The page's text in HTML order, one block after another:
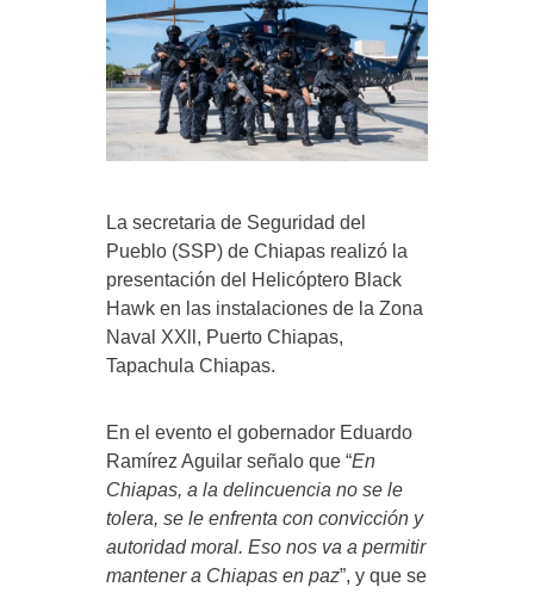
La secretaria de Seguridad del
Pueblo (SSP) de Chiapas realizó la
presentación del Helicóptero Black
Hawk en las instalaciones de la Zona
Naval XXll, Puerto Chiapas,
Tapachula Chiapas.
En el evento el gobernador Eduardo
Ramírez Aguilar señalo que “En
Chiapas, a la delincuencia no se le
tolera, se le enfrenta con convicción y
autoridad moral. Eso nos va a permitir
mantener a Chiapas en paz”, y que se